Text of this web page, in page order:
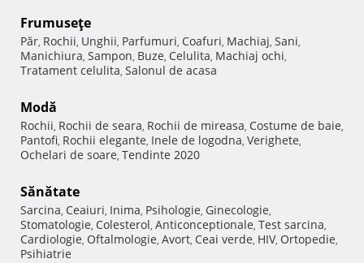
Frumuseţe
Păr, Rochii, Unghii, Parfumuri, Coafuri, Machiaj, Sani,
Manichiura, Sampon, Buze, Celulita, Machiaj ochi,
Tratament celulita, Salonul de acasa
Modă
Rochii, Rochii de seara, Rochii de mireasa, Costume de baie,
Pantofi, Rochii elegante, Inele de logodna, Verighete,
Ochelari de soare, Tendinte 2020
Sănătate
Sarcina, Ceaiuri, Inima, Psihologie, Ginecologie,
Stomatologie, Colesterol, Anticonceptionale, Test sarcina,
Cardiologie, Oftalmologie, Avort, Ceai verde, HIV, Ortopedie,
Psihiatrie